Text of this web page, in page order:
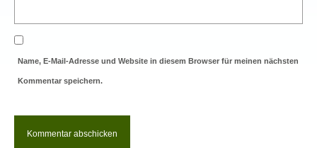
Name, E-Mail-Adresse und Website in diesem Browser für meinen nächsten
Kommentar speichern.